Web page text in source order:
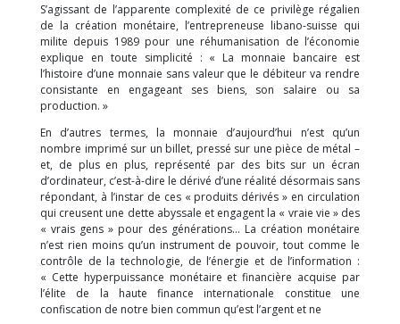
S’agissant de l’apparente complexité de ce privilège régalien
de la création monétaire, l’entrepreneuse libano-suisse qui
milite depuis 1989 pour une réhumanisation de l’économie
explique en toute simplicité : « La monnaie bancaire est
l’histoire d’une monnaie sans valeur que le débiteur va rendre
consistante en engageant ses biens, son salaire ou sa
production. »
En d’autres termes, la monnaie d’aujourd’hui n’est qu’un
nombre imprimé sur un billet, pressé sur une pièce de métal –
et, de plus en plus, représenté par des bits sur un écran
d’ordinateur, c’est-à-dire le dérivé d’une réalité désormais sans
répondant, à l’instar de ces « produits dérivés » en circulation
qui creusent une dette abyssale et engagent la « vraie vie » des
« vrais gens » pour des générations… La création monétaire
n’est rien moins qu’un instrument de pouvoir, tout comme le
contrôle de la technologie, de l’énergie et de l’information :
« Cette hyperpuissance monétaire et financière acquise par
l’élite de la haute finance internationale constitue une
confiscation de notre bien commun qu’est l’argent et ne